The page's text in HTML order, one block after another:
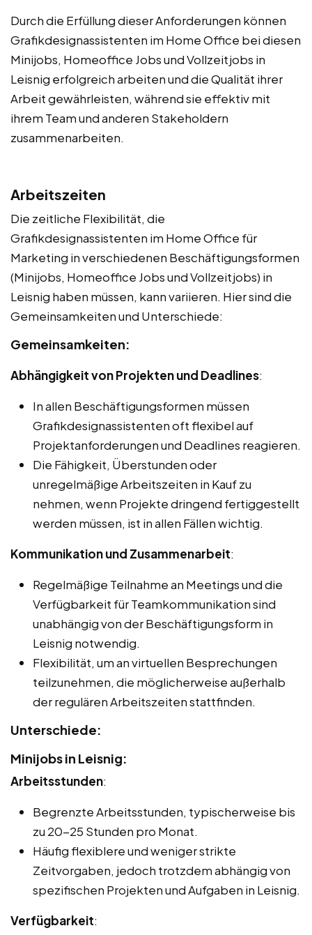
Durch die Erfüllung dieser Anforderungen können
Grafikdesignassistenten im Home Office bei diesen
Minijobs, Homeoffice Jobs und Vollzeitjobs in
Leisnig erfolgreich arbeiten und die Qualität ihrer
Arbeit gewährleisten, während sie effektiv mit
ihrem Team und anderen Stakeholdern
zusammenarbeiten.
Arbeitszeiten
Die zeitliche Flexibilität, die
Grafikdesignassistenten im Home Office für
Marketing in verschiedenen Beschäftigungsformen
(Minijobs, Homeoffice Jobs und Vollzeitjobs) in
Leisnig haben müssen, kann variieren. Hier sind die
Gemeinsamkeiten und Unterschiede:
Gemeinsamkeiten:
Abhängigkeit von Projekten und Deadlines:
In allen Beschäftigungsformen müssen
Grafikdesignassistenten oft flexibel auf
Projektanforderungen und Deadlines reagieren.
Die Fähigkeit, Überstunden oder
unregelmäßige Arbeitszeiten in Kauf zu
nehmen, wenn Projekte dringend fertiggestellt
werden müssen, ist in allen Fällen wichtig.
Kommunikation und Zusammenarbeit:
Regelmäßige Teilnahme an Meetings und die
Verfügbarkeit für Teamkommunikation sind
unabhängig von der Beschäftigungsform in
Leisnig notwendig.
Flexibilität, um an virtuellen Besprechungen
teilzunehmen, die möglicherweise außerhalb
der regulären Arbeitszeiten stattfinden.
Unterschiede:
Minijobs in Leisnig:
Arbeitsstunden:
Begrenzte Arbeitsstunden, typischerweise bis
zu 20-25 Stunden pro Monat.
Häufig flexiblere und weniger strikte
Zeitvorgaben, jedoch trotzdem abhängig von
spezifischen Projekten und Aufgaben in Leisnig.
Verfügbarkeit: